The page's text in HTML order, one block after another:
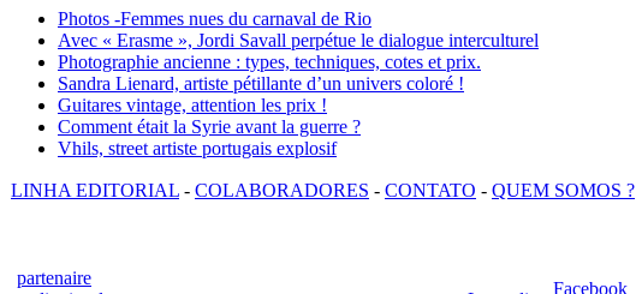
Photos -Femmes nues du carnaval de Rio
Avec « Erasme », Jordi Savall perpétue le dialogue interculturel
Photographie ancienne : types, techniques, cotes et prix.
Sandra Lienard, artiste pétillante d’un univers coloré !
Guitares vintage, attention les prix !
Comment était la Syrie avant la guerre ?
Vhils, street artiste portugais explosif
LINHA EDITORIAL - COLABORADORES - CONTATO - QUEM SOMOS ?
partenaire
Facebook